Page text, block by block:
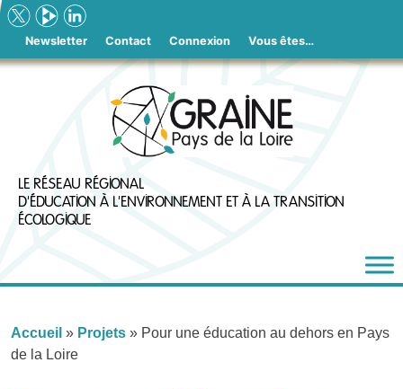
Skip
to
Newsletter Contact Connexion Vous êtes…
LE RÉSEAU RÉGIONAL
D'ÉDUCATION À L'ENVIRONNEMENT ET À LA TRANSITION
ÉCOLOGIQUE
Accueil » Projets » Pour une éducation au dehors en Pays
de la Loire